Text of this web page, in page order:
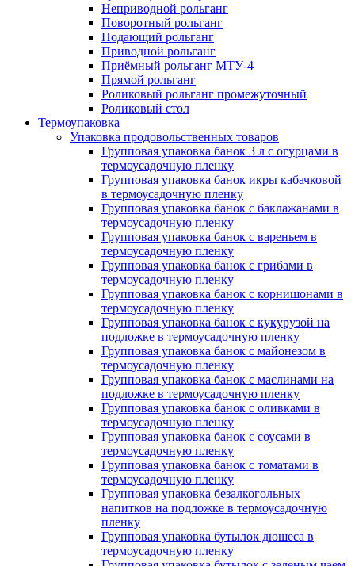
Неприводной рольганг
Поворотный рольганг
Подающий рольганг
Приводной рольганг
Приёмный рольганг МТУ-4
Прямой рольганг
Роликовый рольганг промежуточный
Роликовый стол
Термоупаковка
Упаковка продовольственных товаров
Групповая упаковка банок 3 л с огурцами в
термоусадочную пленку
Групповая упаковка банок икры кабачковой
в термоусадочную пленку
Групповая упаковка банок с баклажанами в
термоусадочную пленку
Групповая упаковка банок с вареньем в
термоусадочную пленку
Групповая упаковка банок с грибами в
термоусадочную пленку
Групповая упаковка банок с корнишонами в
термоусадочную пленку
Групповая упаковка банок с кукурузой на
подложке в термоусадочную пленку
Групповая упаковка банок с майонезом в
термоусадочную пленку
Групповая упаковка банок с маслинами на
подложке в термоусадочную пленку
Групповая упаковка банок с оливками в
термоусадочную пленку
Групповая упаковка банок с соусами в
термоусадочную пленку
Групповая упаковка банок с томатами в
термоусадочную пленку
Групповая упаковка безалкогольных
напитков на подложке в термоусадочную
пленку
Групповая упаковка бутылок дюшеса в
термоусадочную пленку